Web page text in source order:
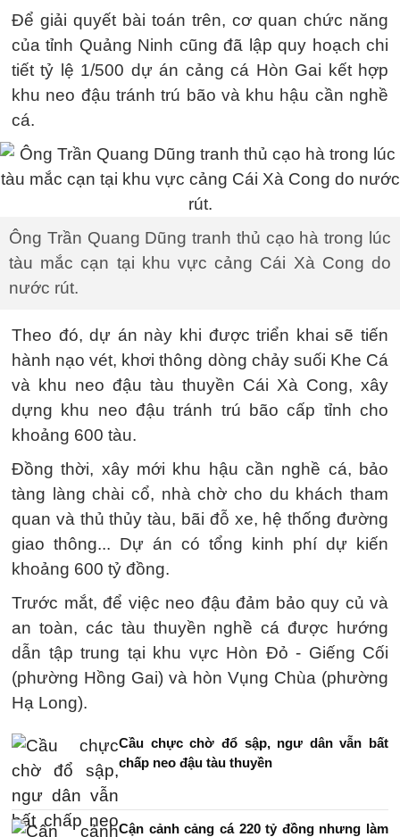
Để giải quyết bài toán trên, cơ quan chức năng
của tỉnh Quảng Ninh cũng đã lập quy hoạch chi
tiết tỷ lệ 1/500 dự án cảng cá Hòn Gai kết hợp
khu neo đậu tránh trú bão và khu hậu cần nghề
cá.
Ông Trần Quang Dũng tranh thủ cạo hà trong lúc
tàu mắc cạn tại khu vực cảng Cái Xà Cong do
nước rút.
Theo đó, dự án này khi được triển khai sẽ tiến
hành nạo vét, khơi thông dòng chảy suối Khe Cá
và khu neo đậu tàu thuyền Cái Xà Cong, xây
dựng khu neo đậu tránh trú bão cấp tỉnh cho
khoảng 600 tàu.
Đồng thời, xây mới khu hậu cần nghề cá, bảo
tàng làng chài cổ, nhà chờ cho du khách tham
quan và thủ thủy tàu, bãi đỗ xe, hệ thống đường
giao thông... Dự án có tổng kinh phí dự kiến
khoảng 600 tỷ đồng.
Trước mắt, để việc neo đậu đảm bảo quy củ và
an toàn, các tàu thuyền nghề cá được hướng
dẫn tập trung tại khu vực Hòn Đỏ - Giếng Cối
(phường Hồng Gai) và hòn Vụng Chùa (phường
Hạ Long).
Cầu chực chờ đổ sập, ngư dân vẫn bất
chấp neo đậu tàu thuyền
Cận cảnh cảng cá 220 tỷ đồng nhưng làm